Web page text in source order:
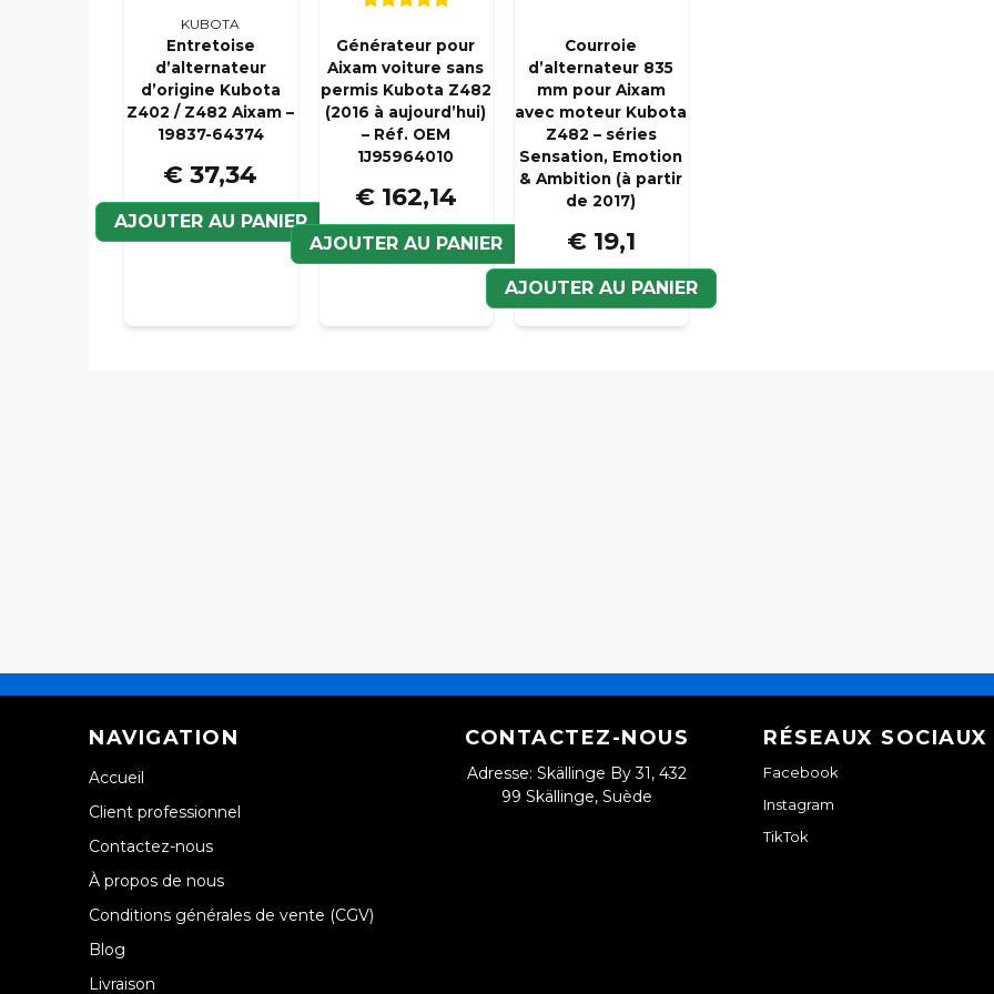
KUBOTA
Entretoise
d’alternateur
d’origine Kubota
Z402 / Z482 Aixam –
19837-64374
€ 37,34
AJOUTER AU PANIER
Générateur pour
Aixam voiture sans
permis Kubota Z482
(2016 à aujourd’hui)
– Réf. OEM
1J95964010
€ 162,14
AJOUTER AU PANIER
Courroie
d’alternateur 835
mm pour Aixam
avec moteur Kubota
Z482 – séries
Sensation, Emotion
& Ambition (à partir
de 2017)
€ 19,1
AJOUTER AU PANIER
NAVIGATION
Accueil
Client professionnel
Contactez-nous
À propos de nous
Conditions générales de vente (CGV)
Blog
Livraison
CONTACTEZ-NOUS
Adresse: Skällinge By 31, 432
99 Skällinge, Suède
RÉSEAUX SOCIAUX
Facebook
Instagram
TikTok